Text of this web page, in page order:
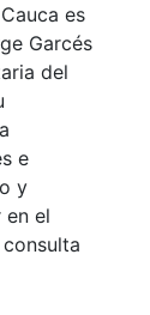
es
Garcés
del
e
y
en el